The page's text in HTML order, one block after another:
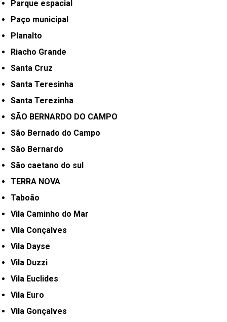
Parque espacial
Paço municipal
Planalto
Riacho Grande
Santa Cruz
Santa Teresinha
Santa Terezinha
SÃO BERNARDO DO CAMPO
São Bernado do Campo
São Bernardo
São caetano do sul
TERRA NOVA
Taboão
Vila Caminho do Mar
Vila Conçalves
Vila Dayse
Vila Duzzi
Vila Euclides
Vila Euro
Vila Gonçalves